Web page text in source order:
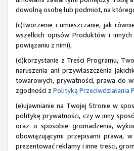
dowolną osobę lub podmiot, na
(c)tworzenie i umieszczanie, jak
wszelkich opisów Produktów i
powiązaniu z nimi),
(d)korzystanie z Treści Programu,
naruszenia ani przywłaszczenia
towarowych, prywatności, prawa do
zgodności z Polityką Przeciwdziałania
(e)ujawnianie na Twojej Stronie w
politykę prywatności, czy w inny
oraz o sposobie gromadzenia,
obowiązującymi przepisami prawa,
prezentować reklamy i inne treści,